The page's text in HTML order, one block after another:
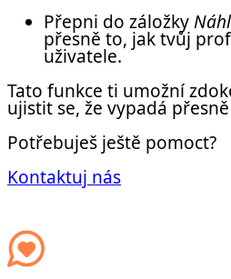
Přepni do záložky
přesně to, jak tvůj
uživatele.
Tato funkce ti umožní
ujistit se, že vypadá
Potřebuješ ještě pomoct?
Kontaktuj nás